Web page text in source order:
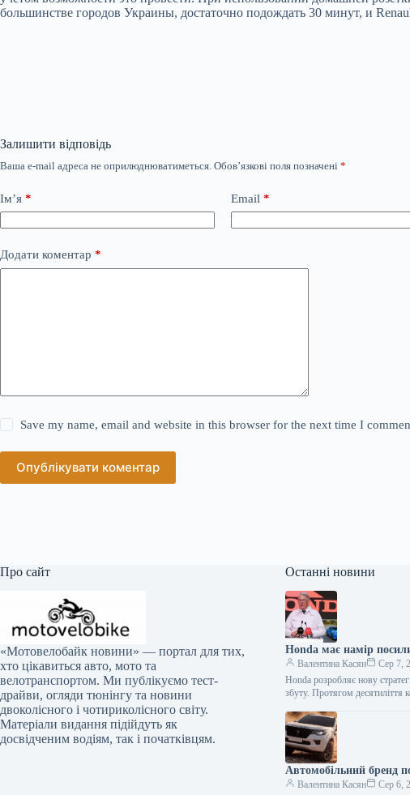
большинстве городов Украины, достаточно подождать 30 минут, и
Залишити відповідь
Ваша e-mail адреса не оприлюднюватиметься. Обов’язкові поля позначені *
Ім’я * Email *
Додати коментар *
Save my name, email and website in this browser for the next time I
Опублікувати коментар
Про сайт
«Мотовелобайк новини» — портал для тих,
хто цікавиться авто, мото та
велотранспортом. Ми публікуємо тест-
драйви, огляди тюнінгу та новини
двоколісного і чотириколісного світу.
Матеріали видання підійдуть як
досвідченим водіям, так і початківцям.
Останні новини
Honda має намір
Валентина Касян
Сер 7,
Honda розробляє нову
збуту. Протягом
Автомобільний бренд
Валентина Касян Сер 6,